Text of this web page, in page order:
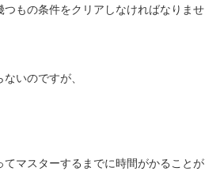
もの条件をクリアしなければなりませ
いのですが、
マスターするまでに時間がかることが